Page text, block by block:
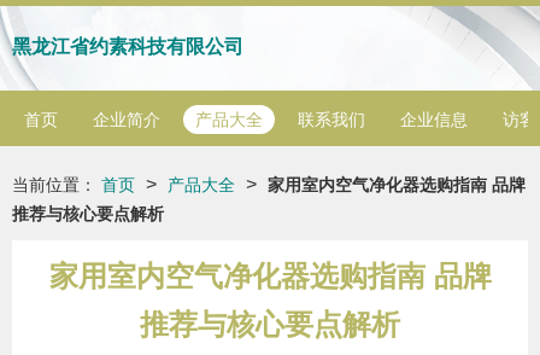
黑龙江省约素科技有限公司
首页 企业简介 产品大全 联系我们 企业信息 访客
当前位置： 首页 > 产品大全 > 家用室内空气净化器选购指南 品牌
推荐与核心要点解析
家用室内空气净化器选购指南 品牌
推荐与核心要点解析